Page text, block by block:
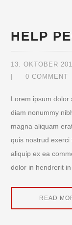
HELP
13. OKTOBER
0 COMMENT
Lorem ipsum dolor
diam nonummy
magna aliquam
quis nostrud
aliquip ex ea
dolor in hendrerit
READ